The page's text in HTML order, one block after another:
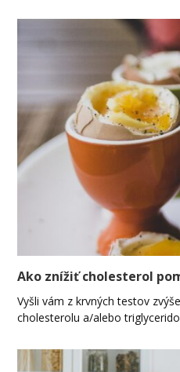
Ako znížiť cholesterol
Vyšli vám z krvných testov
cholesterolu a/alebo